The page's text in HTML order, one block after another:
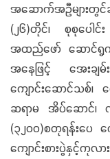
အဆောက်အဦများ
(၂၆)တိုင်၊ စုစုပေါ
အထည်ဖော် ဆောင်ရွက်
အနေဖြင့် အေးချမ်
ကျောင်းဆောင်သစ်၊
ဆရာမ အိပ်ဆောင်၊
(၃၂၀၀)စတုရန်းပေ ကျ
ကျောင်းစားပွဲနှင့်ကု